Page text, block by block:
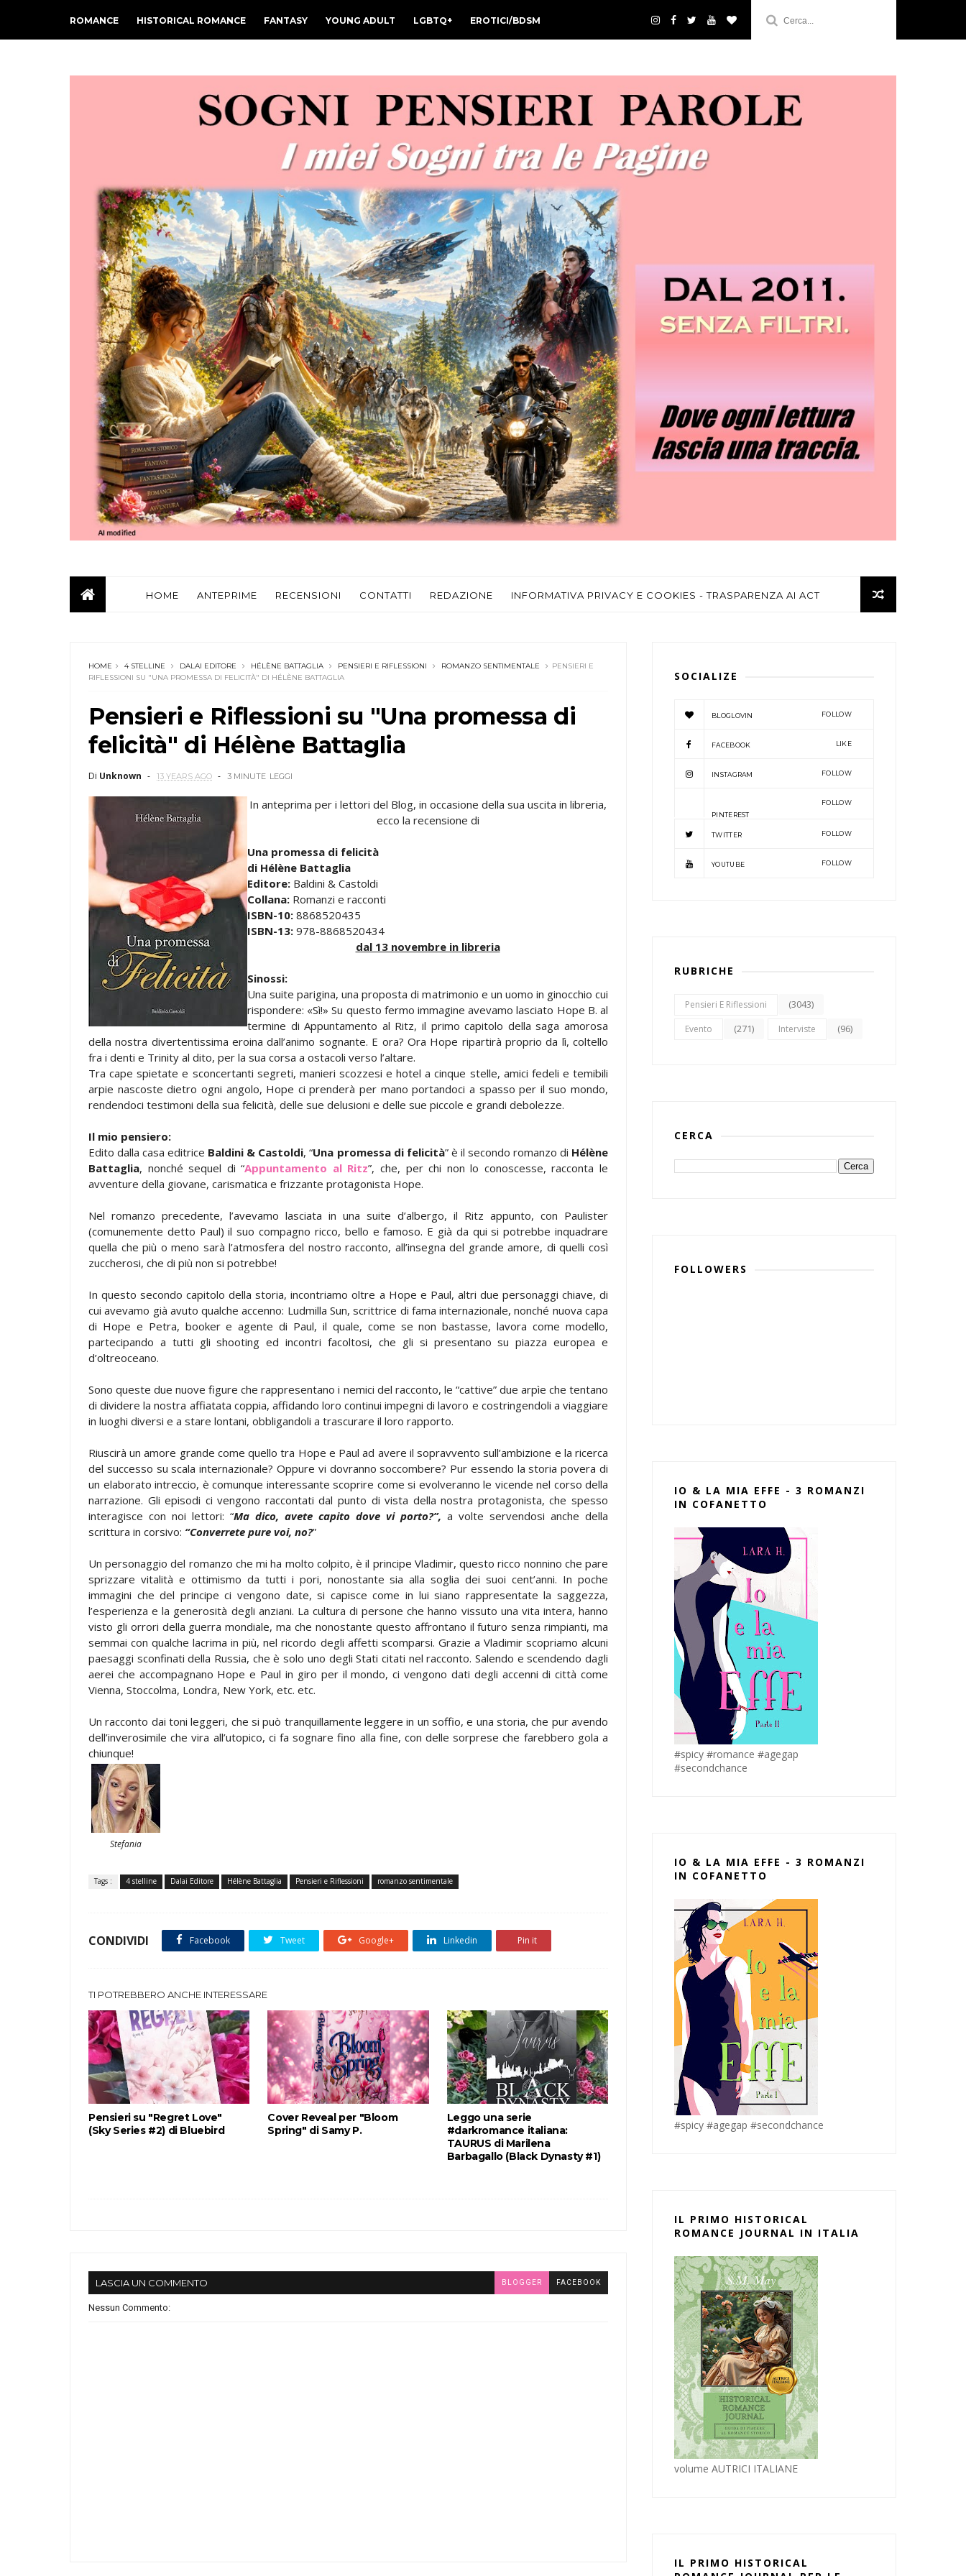
ROMANCE HISTORICAL ROMANCE FANTASY YOUNG ADULT LGBTQ+ EROTICI/BDSM
HOME ANTEPRIME RECENSIONI CONTATTI REDAZIONE INFORMATIVA PRIVACY E COOKIES - TRASPARENZA AI ACT
HOME 4 STELLINE DALAI EDITORE HÉLÈNE BATTAGLIA PENSIERI E RIFLESSIONI ROMANZO SENTIMENTALE
PENSIERI E
RIFLESSIONI SU "UNA PROMESSA DI FELICITÀ" DI HÉLÈNE BATTAGLIA
Pensieri e Riflessioni su "Una promessa di
felicità" di Hélène Battaglia
Di Unknown 13 YEARS AGO 3 MINUTE LEGGI
In anteprima per i lettori del Blog, in occasione della sua uscita in libreria,
ecco la recensione di
Una promessa di felicità
di Hélène Battaglia
Editore: Baldini & Castoldi
Collana: Romanzi e racconti
ISBN-10: 8868520435
ISBN-13: 978-8868520434
dal 13 novembre in libreria
Sinossi:
Una suite parigina, una proposta di matrimonio e un uomo in ginocchio cui
rispondere: «Sì!» Su questo fermo immagine avevamo lasciato Hope B. al
termine di Appuntamento al Ritz, il primo capitolo della saga amorosa
della nostra divertentissima eroina dall’animo sognante. E ora? Ora Hope ripartirà proprio da lì, coltello
fra i denti e Trinity al dito, per la sua corsa a ostacoli verso l’altare.
Tra cape spietate e sconcertanti segreti, manieri scozzesi e hotel a cinque stelle, amici fedeli e temibili
arpie nascoste dietro ogni angolo, Hope ci prenderà per mano portandoci a spasso per il suo mondo,
rendendoci testimoni della sua felicità, delle sue delusioni e delle sue piccole e grandi debolezze.
Il mio pensiero:
Edito dalla casa editrice Baldini & Castoldi, “Una promessa di felicità” è il secondo romanzo di Hélène
Battaglia, nonché sequel di “Appuntamento al Ritz”, che, per chi non lo conoscesse, racconta le
avventure della giovane, carismatica e frizzante protagonista Hope.
Nel romanzo precedente, l’avevamo lasciata in una suite d’albergo, il Ritz appunto, con Paulister
(comunemente detto Paul) il suo compagno ricco, bello e famoso. E già da qui si potrebbe inquadrare
quella che più o meno sarà l’atmosfera del nostro racconto, all’insegna del grande amore, di quelli così
zuccherosi, che di più non si potrebbe!
In questo secondo capitolo della storia, incontriamo oltre a Hope e Paul, altri due personaggi chiave, di
cui avevamo già avuto qualche accenno: Ludmilla Sun, scrittrice di fama internazionale, nonché nuova capa
di Hope e Petra, booker e agente di Paul, il quale, come se non bastasse, lavora come modello,
partecipando a tutti gli shooting ed incontri facoltosi, che gli si presentano su piazza europea e
d’oltreoceano.
Sono queste due nuove figure che rappresentano i nemici del racconto, le “cattive” due arpìe che tentano
di dividere la nostra affiatata coppia, affidando loro continui impegni di lavoro e costringendoli a viaggiare
in luoghi diversi e a stare lontani, obbligandoli a trascurare il loro rapporto.
Riuscirà un amore grande come quello tra Hope e Paul ad avere il sopravvento sull’ambizione e la ricerca
del successo su scala internazionale? Oppure vi dovranno soccombere? Pur essendo la storia povera di
un elaborato intreccio, è comunque interessante scoprire come si evolveranno le vicende nel corso della
narrazione. Gli episodi ci vengono raccontati dal punto di vista della nostra protagonista, che spesso
interagisce con noi lettori: “Ma dico, avete capito dove vi porto?”, a volte servendosi anche della
scrittura in corsivo: “Converrete pure voi, no?”
Un personaggio del romanzo che mi ha molto colpito, è il principe Vladimir, questo ricco nonnino che pare
sprizzare vitalità e ottimismo da tutti i pori, nonostante sia alla soglia dei suoi cent’anni. In poche
immagini che del principe ci vengono date, si capisce come in lui siano rappresentate la saggezza,
l’esperienza e la generosità degli anziani. La cultura di persone che hanno vissuto una vita intera, hanno
visto gli orrori della guerra mondiale, ma che nonostante questo affrontano il futuro senza rimpianti, ma
semmai con qualche lacrima in più, nel ricordo degli affetti scomparsi. Grazie a Vladimir scopriamo alcuni
paesaggi sconfinati della Russia, che è solo uno degli Stati citati nel racconto. Salendo e scendendo dagli
aerei che accompagnano Hope e Paul in giro per il mondo, ci vengono dati degli accenni di città come
Vienna, Stoccolma, Londra, New York, etc. etc.
Un racconto dai toni leggeri, che si può tranquillamente leggere in un soffio, e una storia, che pur avendo
dell’inverosimile che vira all’utopico, ci fa sognare fino alla fine, con delle sorprese che farebbero gola a
chiunque!
Stefania
Tags : 4 stelline Dalai Editore Hélène Battaglia Pensieri e Riflessioni romanzo sentimentale
CONDIVIDI Facebook Tweet Google+ Linkedin Pin it
TI POTREBBERO ANCHE INTERESSARE
Pensieri su "Regret Love"
(Sky Series #2) di Bluebird
Cover Reveal per "Bloom
Spring" di Samy P.
Leggo una serie
#darkromance italiana:
TAURUS di Marilena
Barbagallo (Black Dynasty #1)
LASCIA UN COMMENTO BLOGGER FACEBOOK
Nessun Commento:
SOCIALIZE
BLOGLOVIN FOLLOW
FACEBOOK LIKE
INSTAGRAM FOLLOW
PINTEREST
FOLLOW
TWITTER FOLLOW
YOUTUBE FOLLOW
RUBRICHE
Pensieri E Riflessioni (3043)
Evento (271) Interviste (96)
CERCA
FOLLOWERS
IO & LA MIA EFFE - 3 ROMANZI
IN COFANETTO
#spicy #romance #agegap
#secondchance
IO & LA MIA EFFE - 3 ROMANZI
IN COFANETTO
#spicy #agegap #secondchance
IL PRIMO HISTORICAL
ROMANCE JOURNAL IN ITALIA
volume AUTRICI ITALIANE
IL PRIMO HISTORICAL